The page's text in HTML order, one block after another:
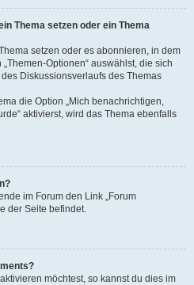
Thema setzen oder ein Thema
setzen oder es abonnieren, in dem
Optionen“ auswählst, die sich
Diskussionsverlaufs des Themas
die Option „Mich benachrichtigen,
aktivierst, wird das Thema ebenfalls
im Forum den Link „Forum
der Seite befindet.
möchtest, so kannst du dies im